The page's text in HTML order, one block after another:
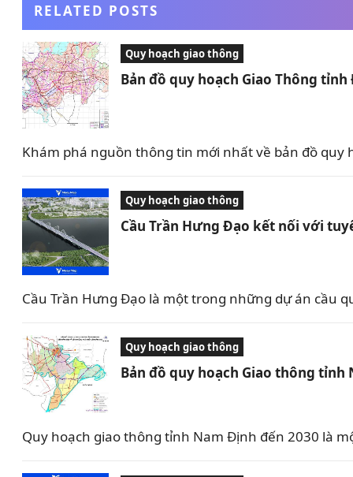
RELATED POSTS
Quy hoạch giao thông
Bản đồ quy hoạch Giao Thông
Khám phá nguồn thông tin mới nhất về bản đồ
Quy hoạch giao thông
Cầu Trần Hưng Đạo kết nối với
Cầu Trần Hưng Đạo là một trong những dự án cầu
Quy hoạch giao thông
Bản đồ quy hoạch Giao thông tỉnh
Quy hoạch giao thông tỉnh Nam Định đến 2030 là